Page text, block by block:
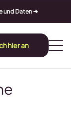
und Daten ➔
hier an